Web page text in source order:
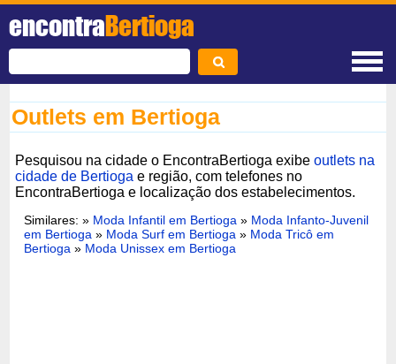
encontraBertioga
Outlets em Bertioga
Pesquisou na cidade o EncontraBertioga exibeoutlets na
cidade de Bertioga e região, com telefones no
EncontraBertioga e localização dos estabelecimentos.
Similares: » Moda Infantil em Bertioga » Moda Infanto-Juvenil
em Bertioga » Moda Surf em Bertioga » Moda Tricô em
Bertioga » Moda Unissex em Bertioga